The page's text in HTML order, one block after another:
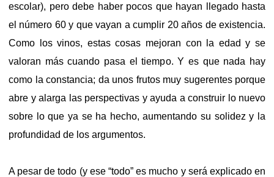
escolar), pero debe haber pocos que hayan llegado hasta
el número 60 y que vayan a cumplir 20 años de existencia.
Como los vinos, estas cosas mejoran con la edad y se
valoran más cuando pasa el tiempo. Y es que nada hay
como la constancia; da unos frutos muy sugerentes porque
abre y alarga las perspectivas y ayuda a construir lo nuevo
sobre lo que ya se ha hecho, aumentando su solidez y la
profundidad de los argumentos.
A pesar de todo (y ese “todo” es mucho y será explicado en